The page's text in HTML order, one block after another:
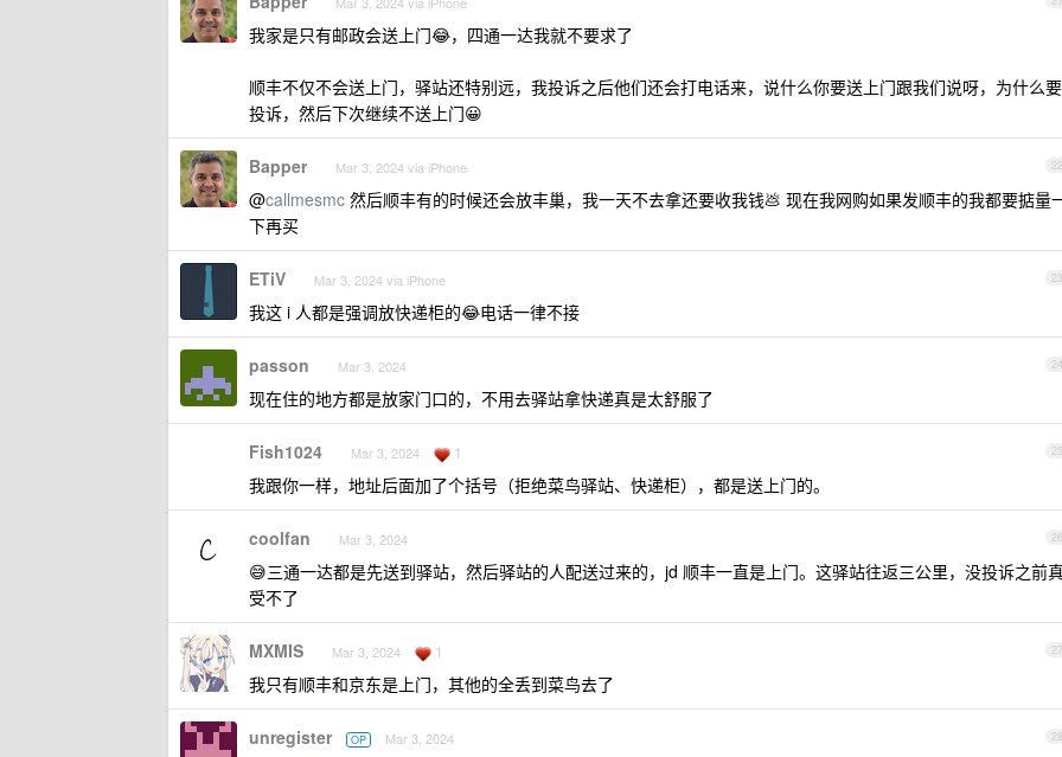
我家是只有邮政会送上门😂，四通一达我就不要求了
顺丰不仅不会送上门，驿站还特别远，我投诉之后他们还会打电话来，说什么你要送上门跟我们说呀，为什么要
投诉，然后下次继续不送上门😀
22
Bapper Mar 3, 2024 via iPhone
@callmesmc 然后顺丰有的时候还会放丰巢，我一天不去拿还要收我钱💩 现在我网购如果发顺丰的我都要掂量
下再买
23
ETiV Mar 3, 2024 via iPhone
我这 i 人都是强调放快递柜的😂电话一律不接
24
passon Mar 3, 2024
现在住的地方都是放家门口的，不用去驿站拿快递真是太舒服了
25
Fish1024 Mar 3, 2024 1
我跟你一样，地址后面加了个括号（拒绝菜鸟驿站、快递柜），都是送上门的。
26
coolfan Mar 3, 2024
😅三通一达都是先送到驿站，然后驿站的人配送过来的，jd 顺丰一直是上门。这驿站往返三公里，没投诉之前
受不了
27
MXMIS Mar 3, 2024 1
我只有顺丰和京东是上门，其他的全丢到菜鸟去了
28
unregister OP Mar 3, 2024